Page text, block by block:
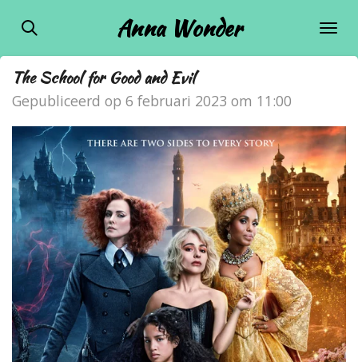
Ga
direct
de
hoofdinhoud
Anna Wonder
The School for Good and Evil
Gepubliceerd op 6 februari 2023 om 11:00